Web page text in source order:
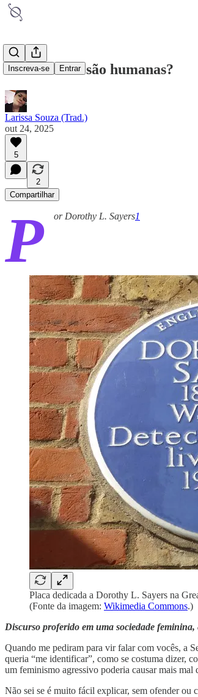
Inscreva-se Entrar
As mulheres são humanas?
Larissa Souza (Trad.)
out 24, 2025
5
2
Compartilhar
P or Dorothy L. Sayers1
Placa dedicada a Dorothy L. Sayers na
(Fonte da imagem: Wikimedia Commons.)
Discurso proferido em uma sociedade feminina,
Quando me pediram para vir falar com vocês, a
queria “me identificar”, como se costuma dizer,
um feminismo agressivo poderia causar mais
Não sei se é muito fácil explicar, sem ofender ou